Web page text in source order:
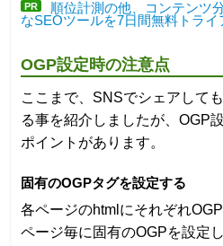
PR
順位計測の他、コンテンツ
なSEOツールを7日間無料トライ
OGP設定時の注意点
ここまで、SNSでシェアして
る事を紹介しましたが、OGP
ポイントがあります。
固有のOGPタグを設定する
各ページのhtmlにそれぞれ
ページ毎に固有のOGPを設定